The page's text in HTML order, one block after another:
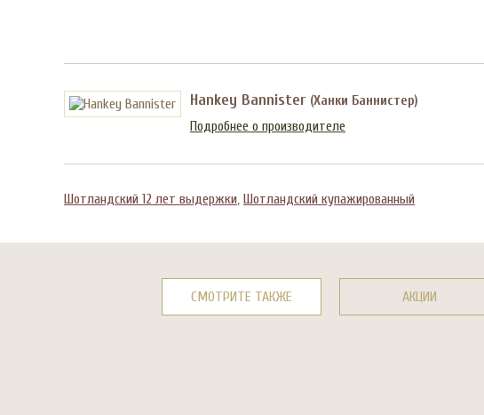
Hankey Bannister (Ханки Баннистер)
Подробнее о производителе
Шотландский 12 лет выдержки, Шотландский купажированный
СМОТРИТЕ ТАКЖЕ АКЦИИ